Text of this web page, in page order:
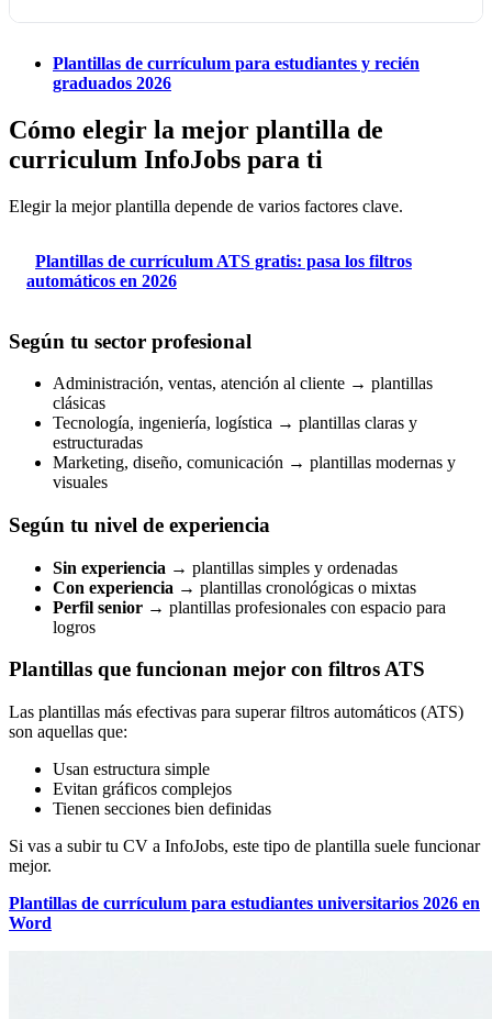
Plantillas de currículum para estudiantes y recién
graduados 2026
Cómo elegir la mejor plantilla de
curriculum InfoJobs para ti
Elegir la mejor plantilla depende de varios factores clave.
Plantillas de currículum ATS gratis: pasa los filtros
automáticos en 2026
Según tu sector profesional
Administración, ventas, atención al cliente → plantillas
clásicas
Tecnología, ingeniería, logística → plantillas claras y
estructuradas
Marketing, diseño, comunicación → plantillas modernas y
visuales
Según tu nivel de experiencia
Sin experiencia → plantillas simples y ordenadas
Con experiencia → plantillas cronológicas o mixtas
Perfil senior → plantillas profesionales con espacio para
logros
Plantillas que funcionan mejor con filtros ATS
Las plantillas más efectivas para superar filtros automáticos (ATS)
son aquellas que:
Usan estructura simple
Evitan gráficos complejos
Tienen secciones bien definidas
Si vas a subir tu CV a InfoJobs, este tipo de plantilla suele funcionar
mejor.
Plantillas de currículum para estudiantes universitarios 2026 en
Word